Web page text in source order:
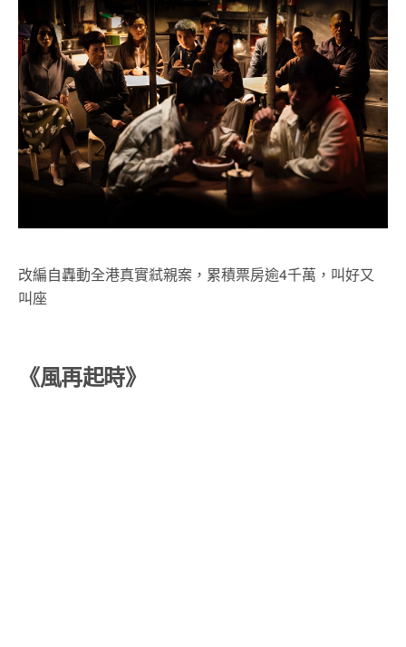
改編自轟動全港真實弒親案，累積票房逾4千萬，叫好又
叫座
《風再起時》